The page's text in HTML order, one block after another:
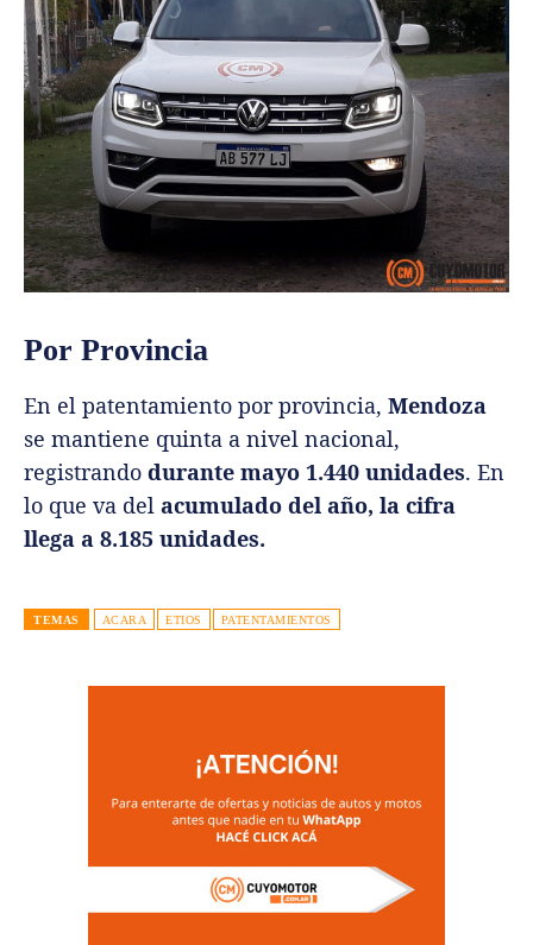
Por Provincia
En el patentamiento por provincia, Mendoza
se mantiene quinta a nivel nacional,
registrando durante mayo 1.440 unidades. En
lo que va del acumulado del año, la cifra
llega a 8.185 unidades.
TEMAS ACARA ETIOS PATENTAMIENTOS